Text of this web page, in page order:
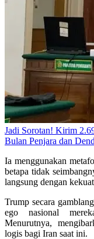
Jadi Sorotan! Kirim
Bulan Penjara dan
Ia menggunakan
betapa tidak
langsung dengan
Trump secara
ego nasional
Menurutnya,
logis bagi Iran saat ini.